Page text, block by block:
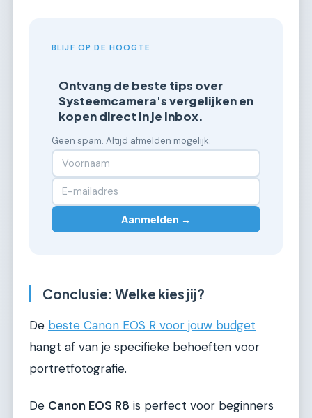
BLIJF OP DE HOOGTE
Ontvang de beste tips over
Systeemcamera's vergelijken en
kopen direct in je inbox.
Geen spam. Altijd afmelden mogelijk.
Aanmelden →
Conclusie: Welke kies jij?
De beste Canon EOS R voor jouw budget
hangt af van je specifieke behoeften voor
portretfotografie.
De Canon EOS R8 is perfect voor beginners